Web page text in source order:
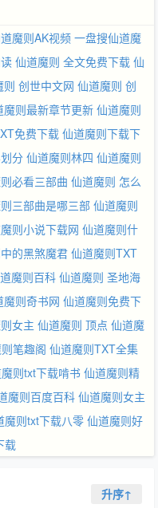
魔则AK视频 一盘搜仙道魔
仙道魔则 全文免费下载 仙
则 创世中文网 仙道魔则 创
魔则最新章节更新 仙道魔则
免费下载仙道魔则下载下
分 仙道魔则林四 仙道魔则
必看三部曲 仙道魔则 怎么
三部曲是哪三部 仙道魔则
则小说下载网 仙道魔则什
的黑煞魔君 仙道魔则TXT
魔则百科 仙道魔则 圣地海
魔则奇书网 仙道魔则免费下
女主 仙道魔则 顶点 仙道魔
笔趣阁 仙道魔则TXT全集
则txt下载啃书 仙道魔则精
魔则百度百科 仙道魔则女主
魔则txt下载八零 仙道魔则好
载
升序↑